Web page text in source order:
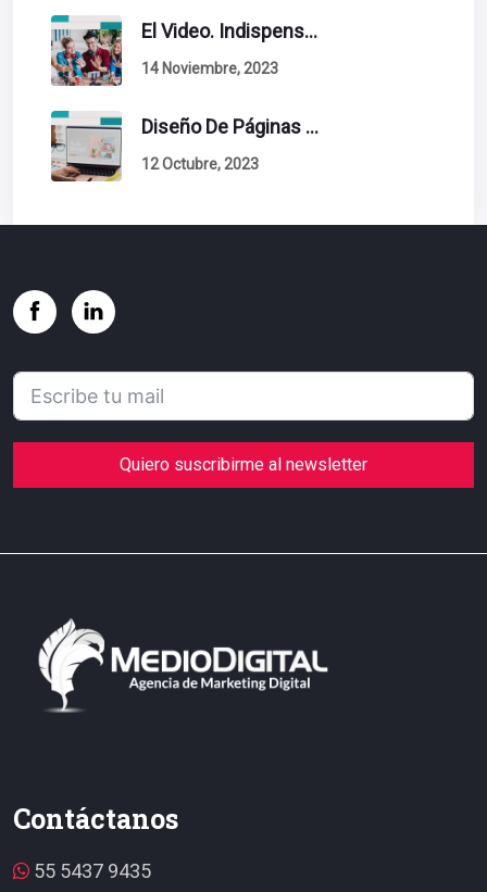
El Video. Indispensable En Tu Estrategia De Contenidos.
14 Noviembre, 2023
Diseño De Páginas Web. Esto Debe Tener Un Sitio Exitoso.
12 Octubre, 2023
Quiero suscribirme al newsletter
Contáctanos
55 5437 9435